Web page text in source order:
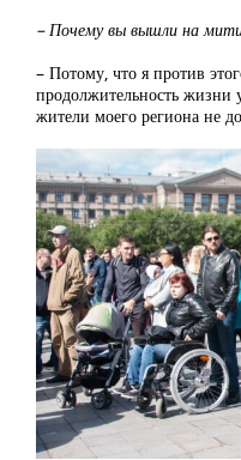
– Почему вы вышли на
– Потому, что я против
продолжительность
жители моего региона не